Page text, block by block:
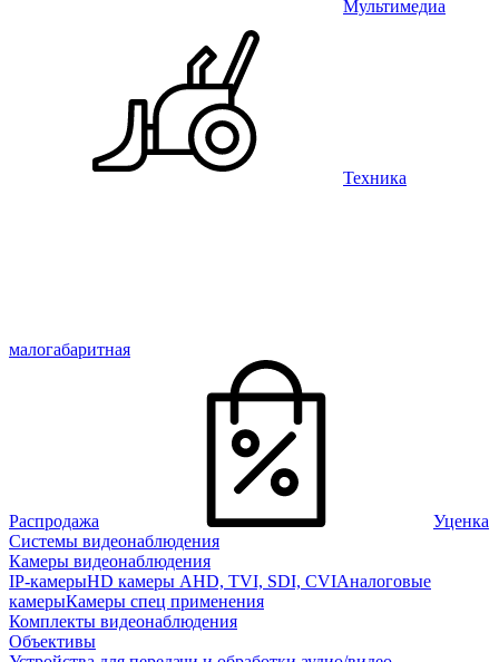
Мультимедиа
Техника
малогабаритная
Распродажа
Уценка
Системы видеонаблюдения
Камеры видеонаблюдения
IP-камерыHD камеры AHD, TVI, SDI, CVIАналоговые
камерыКамеры спец применения
Комплекты видеонаблюдения
Объективы